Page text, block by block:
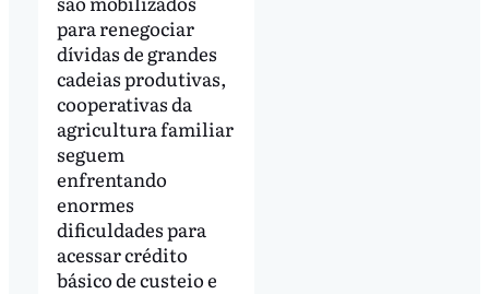
para renegociar
dívidas de grandes
cadeias produtivas,
cooperativas da
agricultura familiar
seguem
enfrentando
enormes
dificuldades para
acessar crédito
básico de custeio e